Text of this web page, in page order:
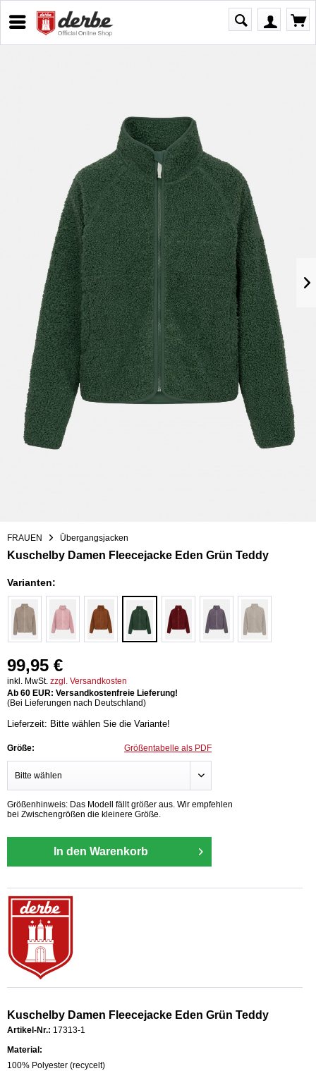
FRAUEN Übergangsjacken
Kuschelby Damen Fleecejacke Eden Grün Teddy
Varianten:
99,95 €
inkl. MwSt. zzgl. Versandkosten
Ab 60 EUR: Versandkostenfreie Lieferung!
(Bei Lieferungen nach Deutschland)
Lieferzeit: Bitte wählen Sie die Variante!
Größe: Größentabelle als PDF
Größenhinweis: Das Modell fällt größer aus. Wir empfehlen
bei Zwischengrößen die kleinere Größe.
In den Warenkorb
Kuschelby Damen Fleecejacke Eden Grün Teddy
Artikel-Nr.: 17313-1
Material:
100% Polyester (recycelt)